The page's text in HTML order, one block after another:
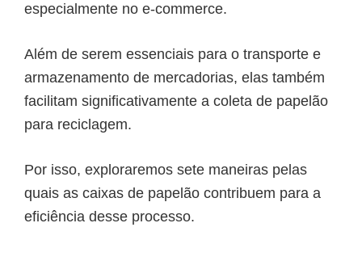
especialmente no e-commerce.
Além de serem essenciais para o transporte e
armazenamento de mercadorias, elas também
facilitam significativamente a coleta de papelão
para reciclagem.
Por isso, exploraremos sete maneiras pelas
quais as caixas de papelão contribuem para a
eficiência desse processo.